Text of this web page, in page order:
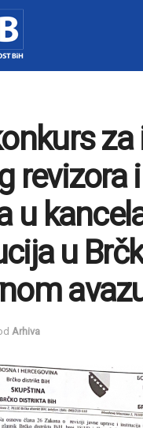
revizora
u
u
Arhiva